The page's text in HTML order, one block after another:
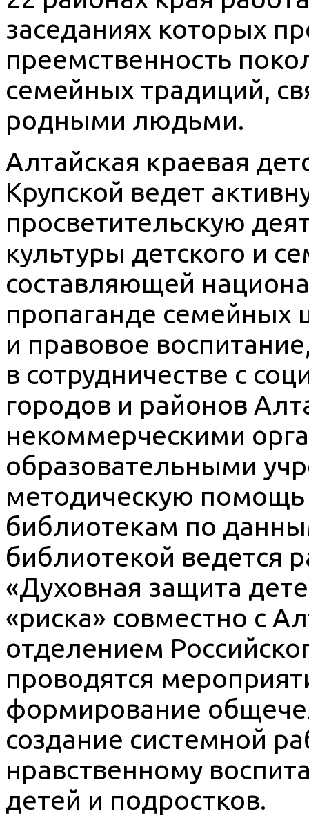
заседаниях которых
преемственность
семейных традиций,
родными людьми.
Алтайская краевая
Крупской ведет
просветительскую
культуры детского и
составляющей
пропаганде семейных
и правовое
в сотрудничестве с
городов и районов
некоммерческими
образовательными
методическую
библиотекам по
библиотекой ведется
«Духовная защита
«риска» совместно с
отделением
проводятся
формирование
создание системной
нравственному
детей и подростков.